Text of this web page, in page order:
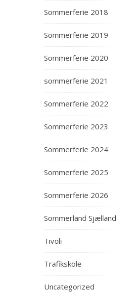
Sommerferie 2018
Sommerferie 2019
Sommerferie 2020
sommerferie 2021
Sommerferie 2022
Sommerferie 2023
Sommerferie 2024
Sommerferie 2025
Sommerferie 2026
Sommerland Sjælland
Tivoli
Trafikskole
Uncategorized